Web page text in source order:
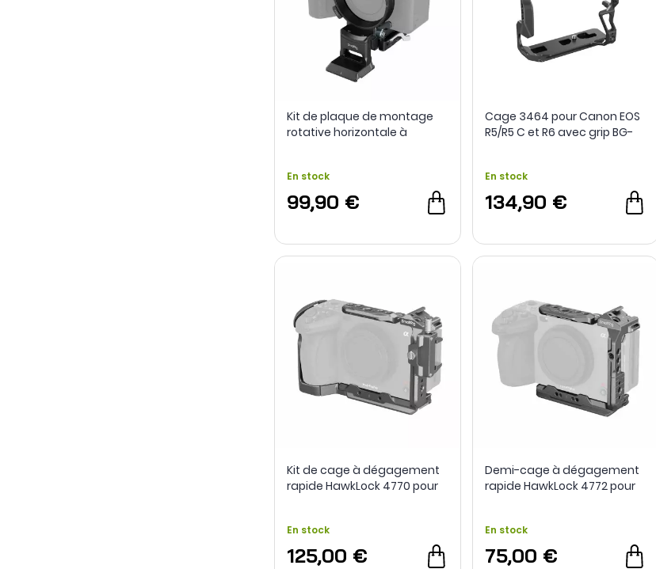
Kit de plaque de montage
rotative horizontale à
En stock
99,90 €
Cage 3464 pour Canon EOS
R5/R5 C et R6 avec grip BG-
En stock
134,90 €
Kit de cage à dégagement
rapide HawkLock 4770 pour
En stock
125,00 €
Demi-cage à dégagement
rapide HawkLock 4772 pour
En stock
75,00 €